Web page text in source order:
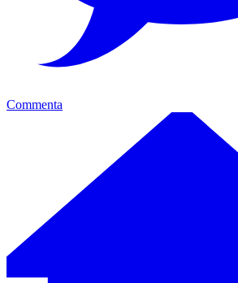
Commenta